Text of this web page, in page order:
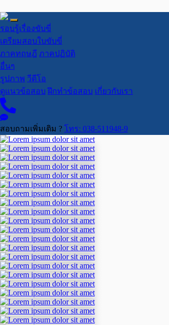
รอบรู้เรื่องขับขี่
เตรียมสอบใบขับขี่
ภาคทฤษฎี ภาคปฏิบัติ
อื่นๆ
รูปภาพ วีดีโอ
ดูแนวข้อสอบ ฝึกทำข้อสอบ เกี่ยวกับเรา
สอบถามเพิ่มเติม ? โทร: 038-511948-9